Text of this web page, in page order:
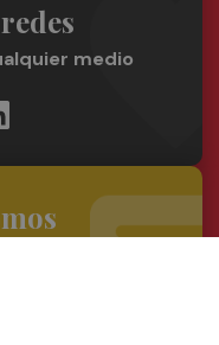
medio